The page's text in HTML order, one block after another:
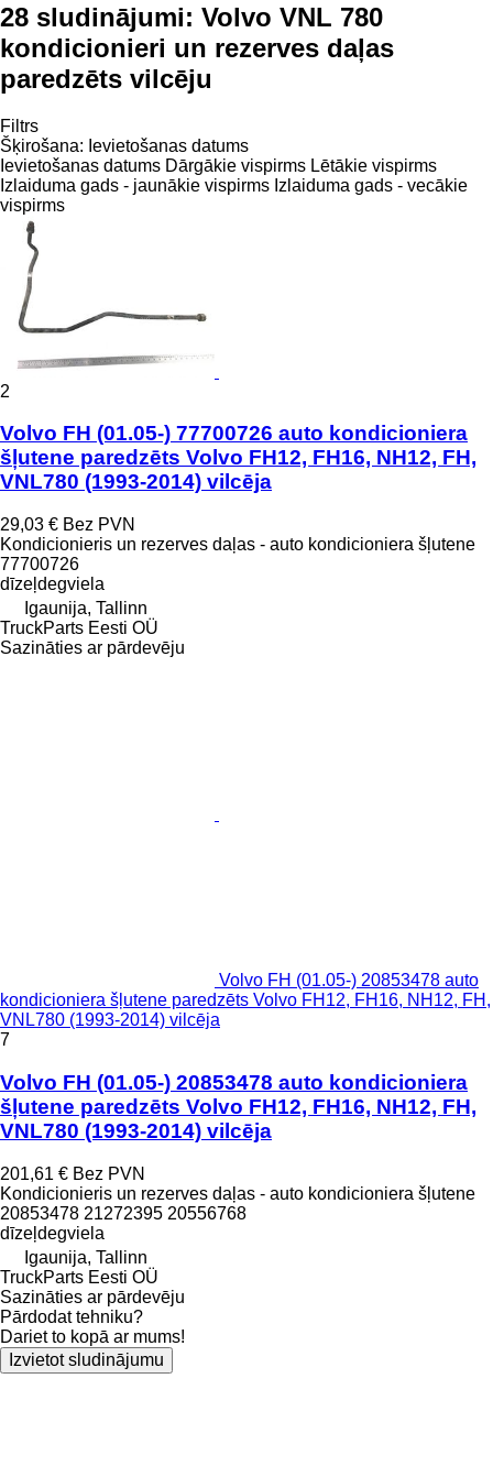
28 sludinājumi: Volvo VNL 780
kondicionieri un rezerves daļas
paredzēts vilcēju
Filtrs
Šķirošana: Ievietošanas datums
Ievietošanas datums Dārgākie vispirms Lētākie vispirms
Izlaiduma gads - jaunākie vispirms Izlaiduma gads - vecākie
vispirms
2
Volvo FH (01.05-) 77700726 auto kondicioniera
šļutene paredzēts Volvo FH12, FH16, NH12, FH,
VNL780 (1993-2014) vilcēja
29,03 € Bez PVN
Kondicionieris un rezerves daļas - auto kondicioniera šļutene
77700726
dīzeļdegviela
Igaunija, Tallinn
TruckParts Eesti OÜ
Sazināties ar pārdevēju
Volvo FH (01.05-) 20853478 auto
kondicioniera šļutene paredzēts Volvo FH12, FH16, NH12, FH,
VNL780 (1993-2014) vilcēja
7
Volvo FH (01.05-) 20853478 auto kondicioniera
šļutene paredzēts Volvo FH12, FH16, NH12, FH,
VNL780 (1993-2014) vilcēja
201,61 € Bez PVN
Kondicionieris un rezerves daļas - auto kondicioniera šļutene
20853478 21272395 20556768
dīzeļdegviela
Igaunija, Tallinn
TruckParts Eesti OÜ
Sazināties ar pārdevēju
Pārdodat tehniku?
Dariet to kopā ar mums!
Izvietot sludinājumu